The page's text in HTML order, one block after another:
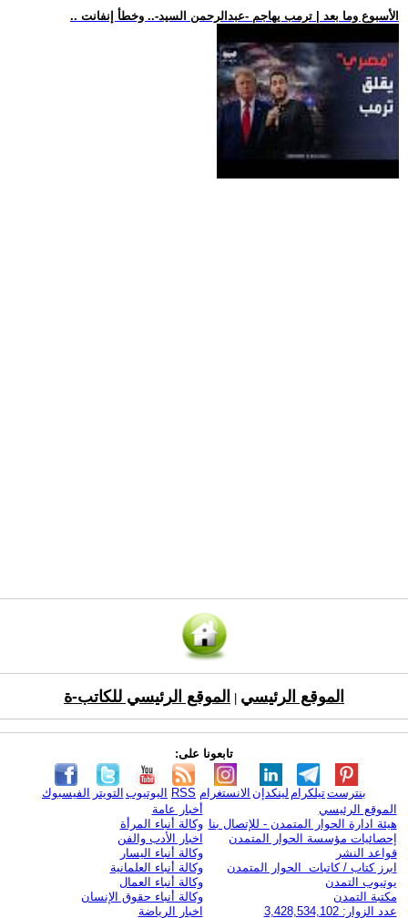
.. الأسبوع وما بعد | ترمب يهاجم -عبدالرحمن السيد-.. وخطأ إنفانت
الموقع الرئيسي الموقع الرئيسي للكاتب-ة
تابعونا على:
الفيسبوك التويتر اليوتيوب RSS الانستغرام لينكدإن تيلكرامبنترست
الموقع الرئيسي
هيئة ادارة الحوار المتمدن - للإتصال بنا
إحصائيات مؤسسة الحوار المتمدن
قواعد النشر
ابرز كتاب / كاتبات الحوار المتمدن
يوتيوب التمدن
مكتبة التمدن
عدد الزوار: 3,428,534,102
أخبار عامة
وكالة أنباء المرأة
اخبار الأدب والفن
وكالة أنباء اليسار
وكالة أنباء العلمانية
وكالة أنباء العمال
وكالة أنباء حقوق الإنسان
اخبار الرياضة